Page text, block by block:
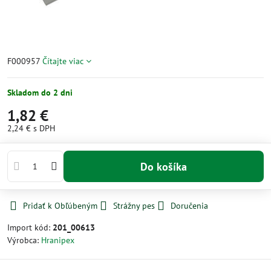
F000957 Čítajte viac
Skladom do 2 dni
1,82 €
2,24 € s DPH
Do košíka
Pridať k Obľúbeným Strážny pes
Doručenia
Import kód: 201_00613
Výrobca: Hranipex